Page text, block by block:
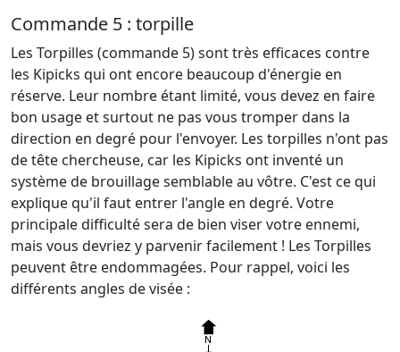
Commande 5 : torpille
Les Torpilles (commande 5) sont très efficaces contre
les Kipicks qui ont encore beaucoup d'énergie en
réserve. Leur nombre étant limité, vous devez en faire
bon usage et surtout ne pas vous tromper dans la
direction en degré pour l'envoyer. Les torpilles n'ont pas
de tête chercheuse, car les Kipicks ont inventé un
système de brouillage semblable au vôtre. C'est ce qui
explique qu'il faut entrer l'angle en degré. Votre
principale difficulté sera de bien viser votre ennemi,
mais vous devriez y parvenir facilement ! Les Torpilles
peuvent être endommagées. Pour rappel, voici les
différents angles de visée :